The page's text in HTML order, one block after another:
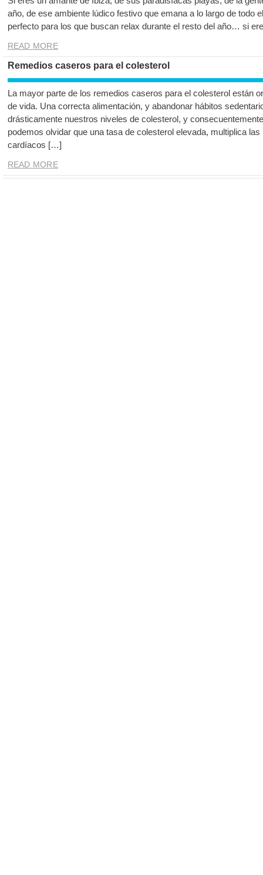
año, de ese ambiente lúdico festivo que emana a lo largo de todo
perfecto para los que buscan relax durante el resto del año… si
READ MORE
Remedios caseros para el colesterol
La mayor parte de los remedios caseros para el colesterol están
de vida. Una correcta alimentación, y abandonar hábitos
drásticamente nuestros niveles de colesterol, y
podemos olvidar que una tasa de colesterol elevada, multiplica
cardíacos […]
READ MORE